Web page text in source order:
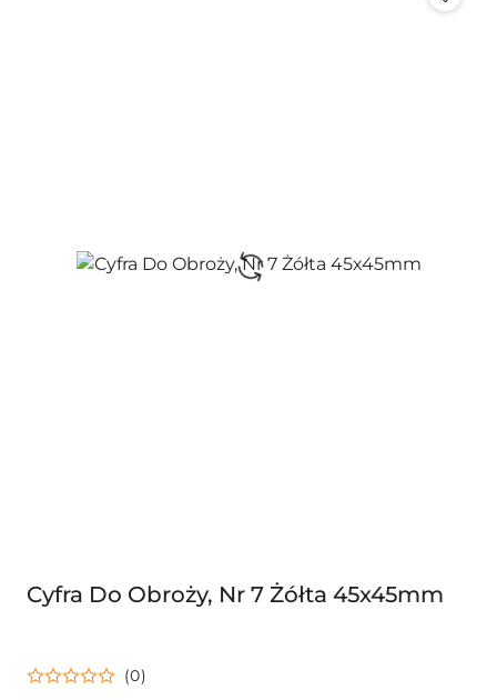
Cyfra Do Obroży, Nr 7 Żółta 45x45mm
(0)